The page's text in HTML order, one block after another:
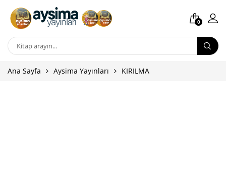
0
Ana Sayfa Aysima Yayınları KIRILMA